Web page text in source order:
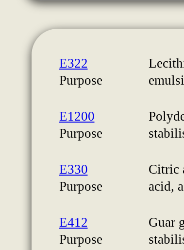
E322
Purpose
E1200
Purpose
E330
Citric
Purpose
acid,
E412
Guar
Purpose